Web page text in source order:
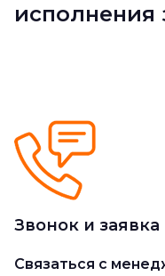
исполнения
Звонок и заявка
Cвязаться с